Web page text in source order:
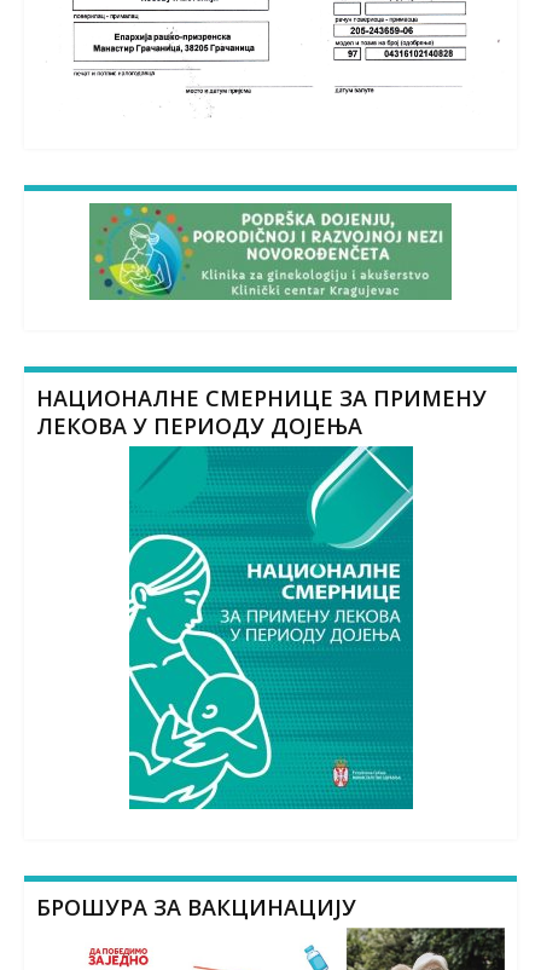
НАЦИОНАЛНЕ СМЕРНИЦЕ ЗА ПРИМЕНУ
ЛЕКОВА У ПЕРИОДУ ДОЈЕЊА
БРОШУРА ЗА ВАКЦИНАЦИЈУ